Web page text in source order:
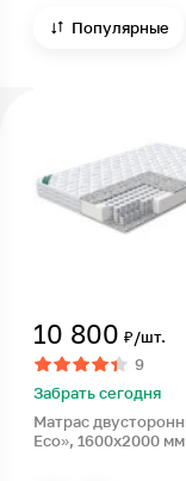
Популярные
10 800 ₽/шт.
9
Забрать сегодня
Матрас
Eco», 1600х2000 мм